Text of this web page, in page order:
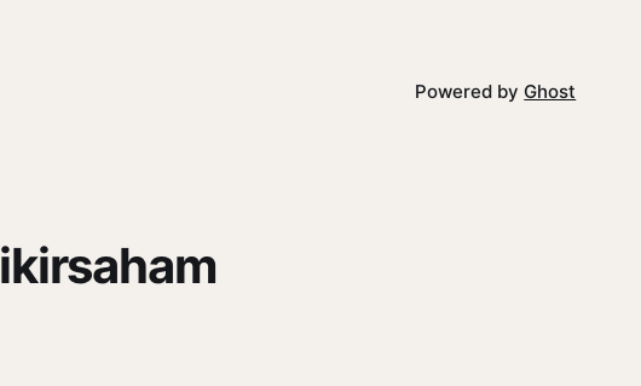
Powered byGhost